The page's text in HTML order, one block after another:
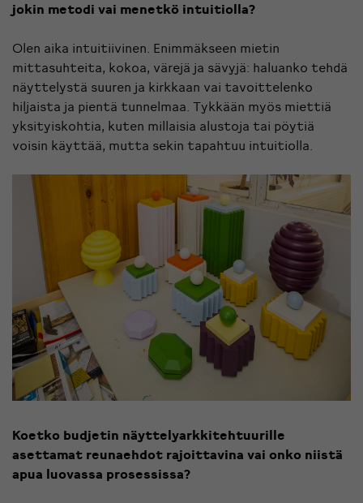
jokin metodi vai menetkö intuitiolla?
Olen aika intuitiivinen. Enimmäkseen mietin
mittasuhteita, kokoa, värejä ja sävyjä: haluanko tehdä
näyttelystä suuren ja kirkkaan vai tavoittelenko
hiljaista ja pientä tunnelmaa. Tykkään myös miettiä
yksityiskohtia, kuten millaisia alustoja tai pöytiä
voisin käyttää, mutta sekin tapahtuu intuitiolla.
Koetko budjetin näyttelyarkkitehtuurille
asettamat reunaehdot rajoittavina vai onko niistä
apua luovassa prosessissa?